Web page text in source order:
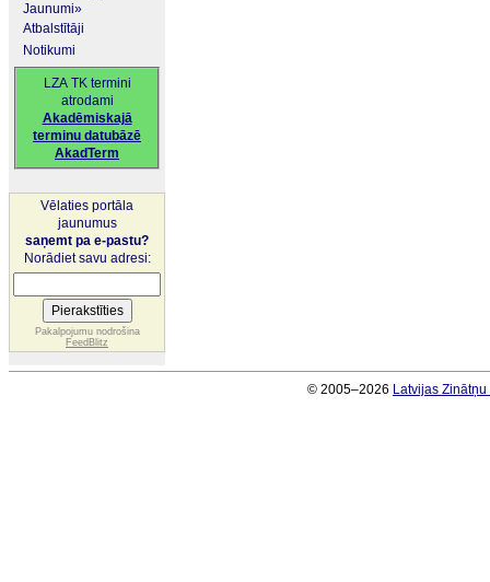
Jaunumi»
Atbalstītāji
Notikumi
LZA TK termini
atrodami
Akadēmiskajā
terminu datubāzē
AkadTerm
Vēlaties portāla
jaunumus
saņemt pa e-pastu?
Norādiet savu adresi:
Pakalpojumu nodrošina
FeedBlitz
© 2005–2026 Latvijas